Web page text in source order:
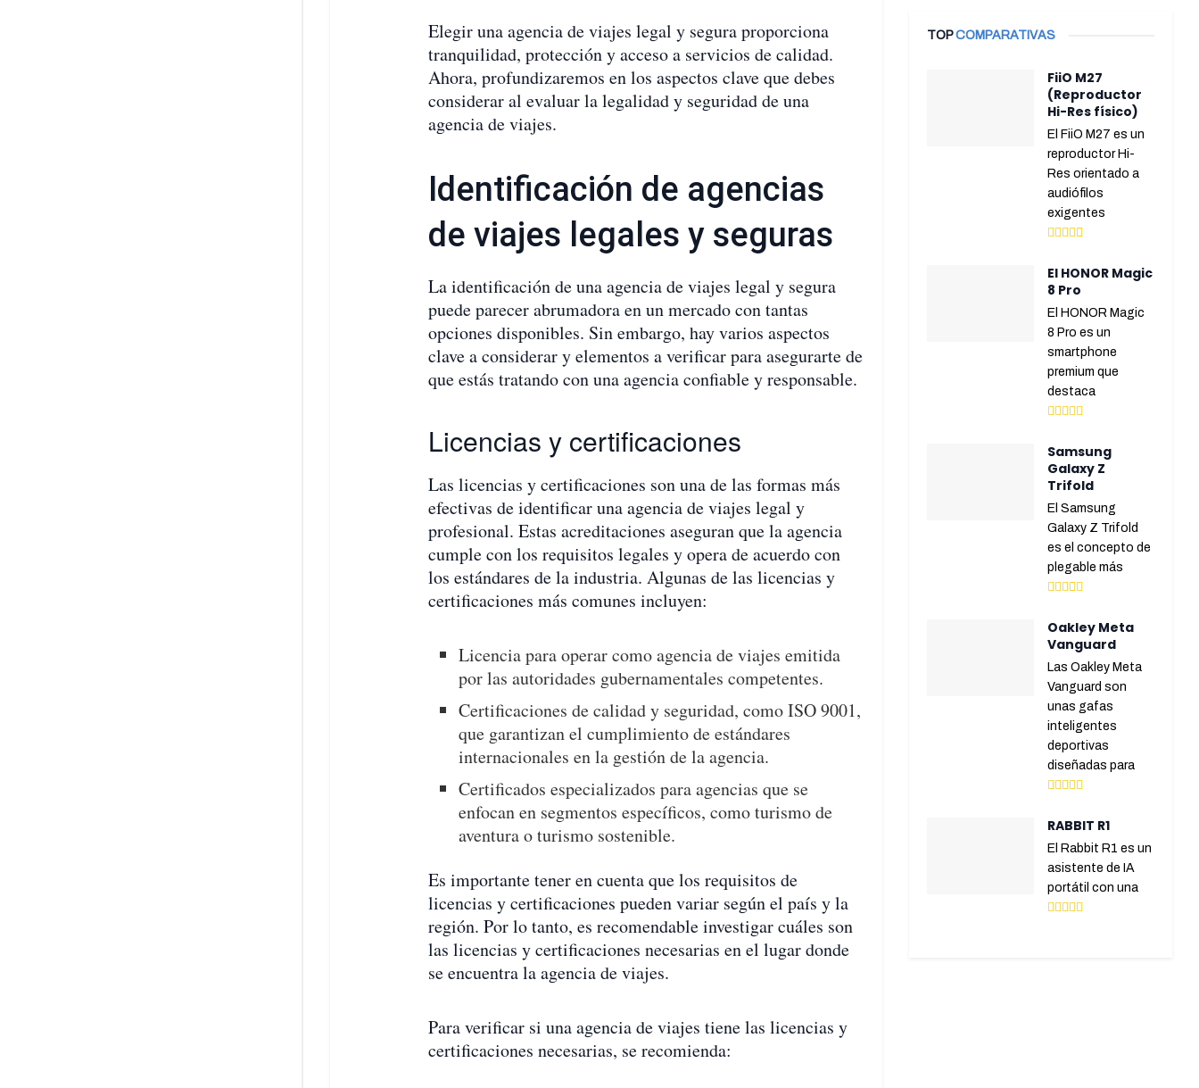
Elegir una agencia de viajes legal y segura proporciona
tranquilidad, protección y acceso a servicios de calidad.
Ahora, profundizaremos en los aspectos clave que debes
considerar al evaluar la legalidad y seguridad de una
agencia de viajes.
Identificación de agencias
de viajes legales y seguras
La identificación de una agencia de viajes legal y segura
puede parecer abrumadora en un mercado con tantas
opciones disponibles. Sin embargo, hay varios aspectos
clave a considerar y elementos a verificar para asegurarte de
que estás tratando con una agencia confiable y responsable.
Licencias y certificaciones
Las licencias y certificaciones son una de las formas más
efectivas de identificar una agencia de viajes legal y
profesional. Estas acreditaciones aseguran que la agencia
cumple con los requisitos legales y opera de acuerdo con
los estándares de la industria. Algunas de las licencias y
certificaciones más comunes incluyen:
Licencia para operar como agencia de viajes emitida
por las autoridades gubernamentales competentes.
Certificaciones de calidad y seguridad, como ISO 9001,
que garantizan el cumplimiento de estándares
internacionales en la gestión de la agencia.
Certificados especializados para agencias que se
enfocan en segmentos específicos, como turismo de
aventura o turismo sostenible.
Es importante tener en cuenta que los requisitos de
licencias y certificaciones pueden variar según el país y la
región. Por lo tanto, es recomendable investigar cuáles son
las licencias y certificaciones necesarias en el lugar donde
se encuentra la agencia de viajes.
Para verificar si una agencia de viajes tiene las licencias y
certificaciones necesarias, se recomienda:
TOPCOMPARATIVAS
FiiO M27
(Reproductor
Hi-Res físico)
El FiiO M27 es un
reproductor Hi-
Res orientado a
audiófilos
exigentes
El HONOR Magic
8 Pro
El HONOR Magic
8 Pro es un
smartphone
premium que
destaca
Samsung
Galaxy Z
Trifold
El Samsung
Galaxy Z Trifold
es el concepto de
plegable más
Oakley Meta
Vanguard
Las Oakley Meta
Vanguard son
unas gafas
inteligentes
deportivas
diseñadas para
RABBIT R1
El Rabbit R1 es un
asistente de IA
portátil con una